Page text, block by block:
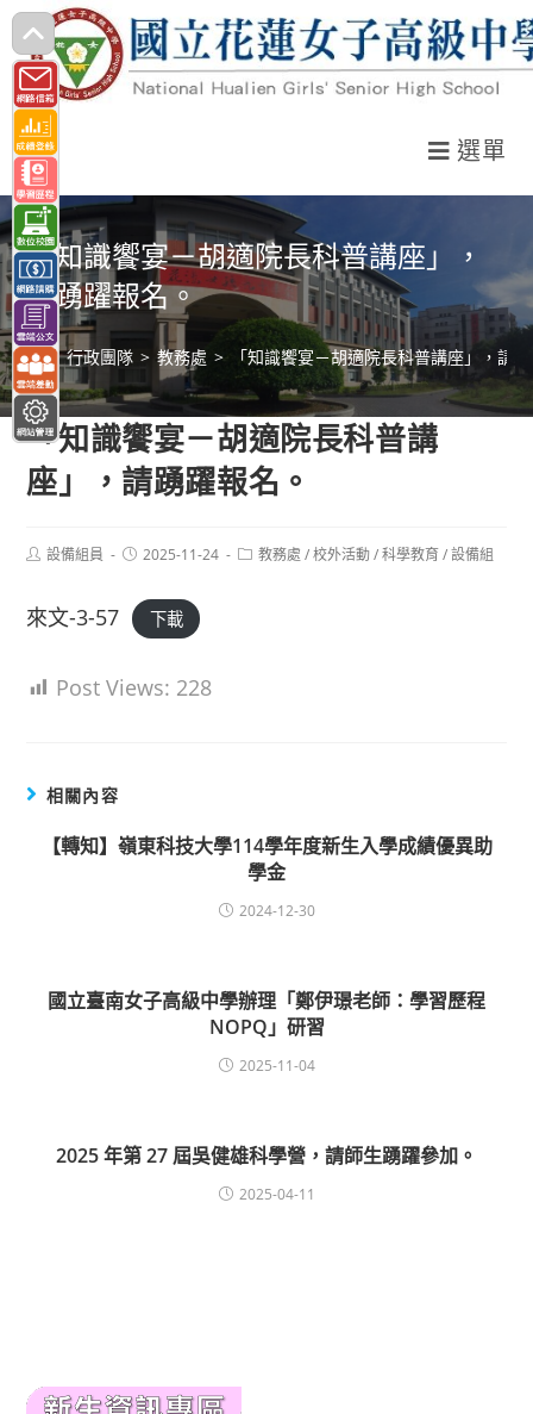
跳
轉
至
主
要
內
容
選單
「知識饗宴－胡適院長科普講座」，
請踴躍報名。
> 行政團隊 > 教務處 > 「知識饗宴－胡適院長科普講座」，請
「知識饗宴－胡適院長科普講
座」，請踴躍報名。
Post設備組員
Post2025-11-24
Post教務處 / 校外活動 / 科學教育 / 設備組
來文-3-57 下載
Post Views: 228
相關內容
【轉知】嶺東科技大學114學年度新生入學成績優異助
學金
2024-12-30
國立臺南女子高級中學辦理「鄭伊璟老師：學習歷程
NOPQ」研習
2025-11-04
2025 年第 27 屆吳健雄科學營，請師生踴躍參加。
2025-04-11